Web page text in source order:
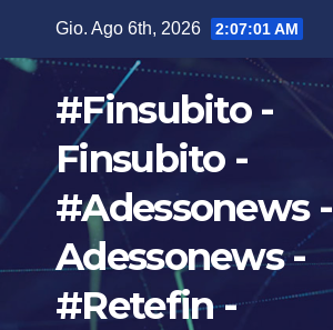
Gio. Ago 6th, 2026 2:07:02 AM
#Finsubito -
Finsubito -
#Adessonews -
Adessonews -
#Retefin -